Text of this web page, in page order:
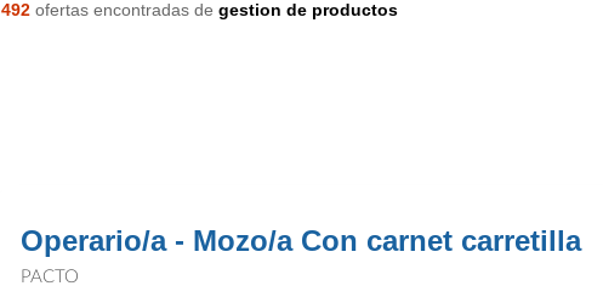
492ofertas encontradas de gestion de productos
Operario/a - Mozo/a Con carnet carretilla
PACTO